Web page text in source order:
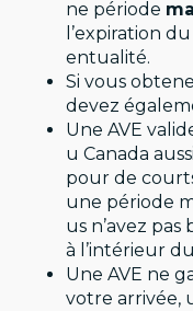
ne période
l’expiration
entualité.
Si vous
devez
Une AVE
u Canada
pour de
une période
us n’avez
à l’intérieur
Une AVE ne
votre arrivée,